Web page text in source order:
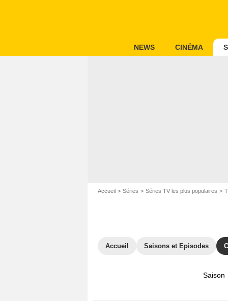
NEWS CINÉMA
Accueil Séries Séries TV les plus populaires
Accueil Saisons et Episodes
Saison